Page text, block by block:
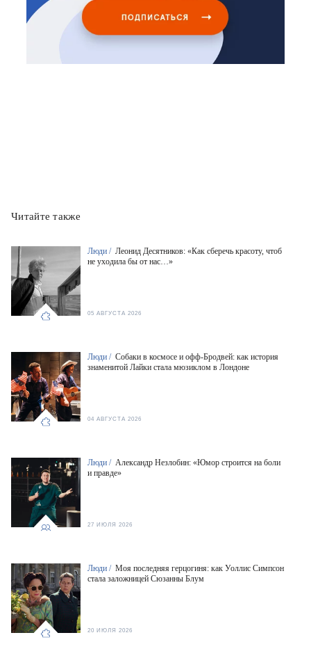
Читайте также
Люди / Леонид Десятников: «Как сберечь красоту, чтоб
не уходила бы от нас…»
05 АВГУСТА 2026
Люди / Собаки в космосе и офф-Бродвей: как история
знаменитой Лайки стала мюзиклом в Лондоне
04 АВГУСТА 2026
Люди / Александр Незлобин: «Юмор строится на боли
и правде»
27 ИЮЛЯ 2026
Люди / Моя последняя герцогиня: как Уоллис Симпсон
стала заложницей Сюзанны Блум
20 ИЮЛЯ 2026